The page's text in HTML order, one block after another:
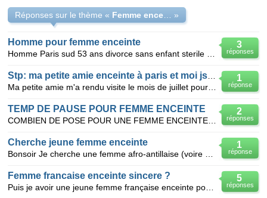
Réponses sur le thème « »
3
réponses
Homme pour femme enceinte
1
réponse
2
réponses
TEMP DE PAUSE POUR FEMME ENCEINTE
1
réponse
Cherche jeune femme enceinte
5
réponses
Femme francaise enceinte sincere ?